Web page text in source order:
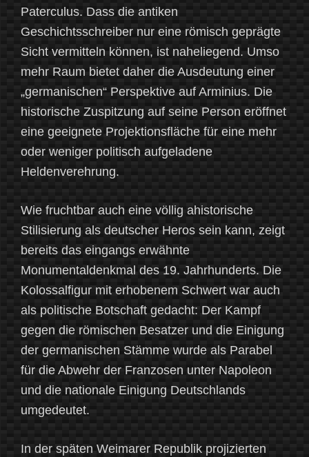
Paterculus. Dass die antiken
Geschichtsschreiber nur eine römisch geprägte
Sicht vermitteln können, ist naheliegend. Umso
mehr Raum bietet daher die Ausdeutung einer
„germanischen“ Perspektive auf Arminius. Die
historische Zuspitzung auf seine Person eröffnet
eine geeignete Projektionsfläche für eine mehr
oder weniger politisch aufgeladene
Heldenverehrung.
Wie fruchtbar auch eine völlig ahistorische
Stilisierung als deutscher Heros sein kann, zeigt
bereits das eingangs erwähnte
Monumentaldenkmal des 19. Jahrhunderts. Die
Kolossalfigur mit erhobenem Schwert war auch
als politische Botschaft gedacht: Der Kampf
gegen die römischen Besatzer und die Einigung
der germanischen Stämme wurde als Parabel
für die Abwehr der Franzosen unter Napoleon
und die nationale Einigung Deutschlands
umgedeutet.
In der späten Weimarer Republik projizierten